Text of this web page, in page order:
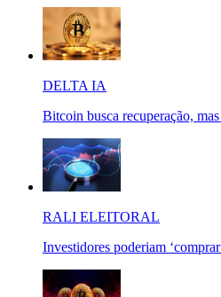
DELTA IA
Bitcoin busca recuperação,
RALI ELEITORAL
Investidores poderiam